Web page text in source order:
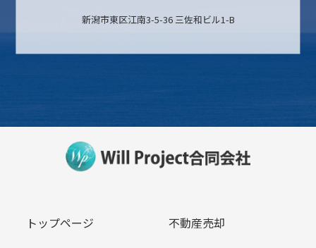
新潟市東区江南3-5-36 三佐和ビル1-B
トップページ 不動産売却